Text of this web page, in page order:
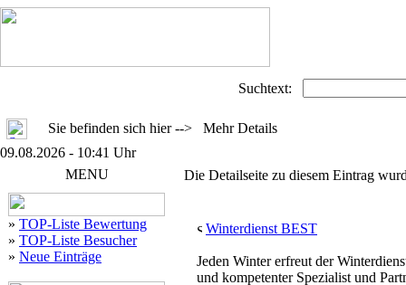
Suchtext:
Sie befinden sich hier --> Mehr Details
09.08.2026 - 10:41 Uhr
MENU
» TOP-Liste Bewertung
» TOP-Liste Besucher
» Neue Einträge
Die Detailseite zu diesem Eintrag
Winterdienst BEST
Jeden Winter erfreut der
und kompetenter Spezialist und